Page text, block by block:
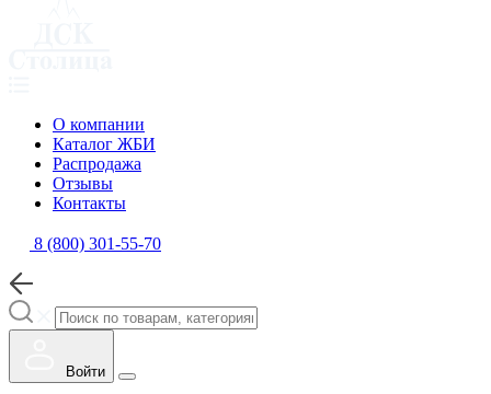
О компании
Каталог ЖБИ
Распродажа
Отзывы
Контакты
8 (800) 301-55-70
Войти